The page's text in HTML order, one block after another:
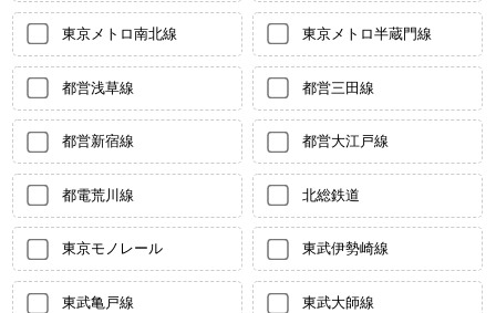
東京メトロ南北線 東京メトロ半蔵門線
都営浅草線 都営三田線
都営新宿線 都営大江戸線
都電荒川線 北総鉄道
東京モノレール 東武伊勢崎線
東武亀戸線 東武大師線